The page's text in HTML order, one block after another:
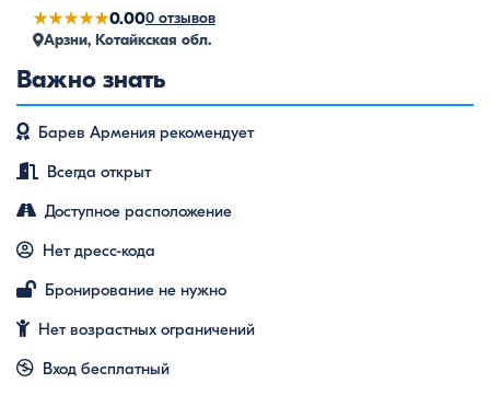
★★★★★0.000 отзывов
Арзни, Котайкская обл.
Важно знать
Барев Армения рекомендует
Всегда открыт
Доступное расположение
Нет дресс-кода
Бронирование не нужно
Нет возрастных ограничений
Вход бесплатный